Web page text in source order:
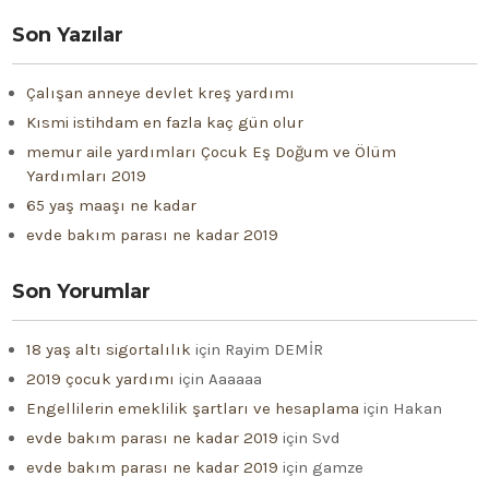
Son Yazılar
Çalışan anneye devlet kreş yardımı
Kısmi istihdam en fazla kaç gün olur
memur aile yardımları Çocuk Eş Doğum ve Ölüm
Yardımları 2019
65 yaş maaşı ne kadar
evde bakım parası ne kadar 2019
Son Yorumlar
18 yaş altı sigortalılık için Rayim DEMİR
2019 çocuk yardımı içinAaaaaa
Engellilerin emeklilik şartları ve hesaplama için Hakan
evde bakım parası ne kadar 2019 için Svd
evde bakım parası ne kadar 2019 için gamze